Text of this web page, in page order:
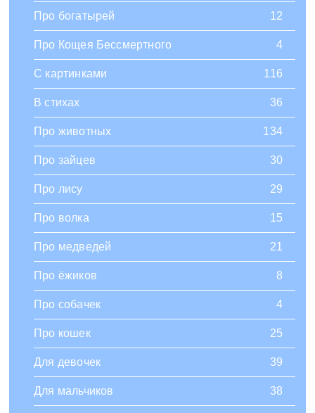
Про богатырей 12
Про Кощея Бессмертного 4
С картинками 116
В стихах 36
Про животных 134
Про зайцев 30
Про лису 29
Про волка 15
Про медведей 21
Про ёжиков 8
Про собачек 4
Про кошек 25
Для девочек 39
Для мальчиков 38